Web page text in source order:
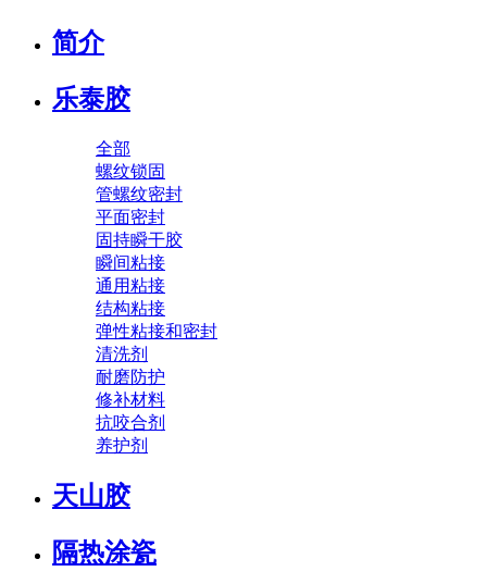
简介
乐泰胶
全部
螺纹锁固
管螺纹密封
平面密封
固持瞬干胶
瞬间粘接
通用粘接
结构粘接
弹性粘接和密封
清洗剂
耐磨防护
修补材料
抗咬合剂
养护剂
天山胶
隔热涂瓷